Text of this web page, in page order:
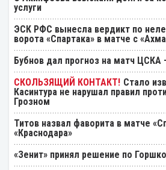
услуги
ЭСК РФС вынесла вердикт по
ворота «Спартака» в матче с
Бубнов дал прогноз на матч ЦСКА
Стало
Касинтура не нарушал правил
Грозном
Титов назвал фаворита в матче
«Краснодара»
«Зенит» принял решение по